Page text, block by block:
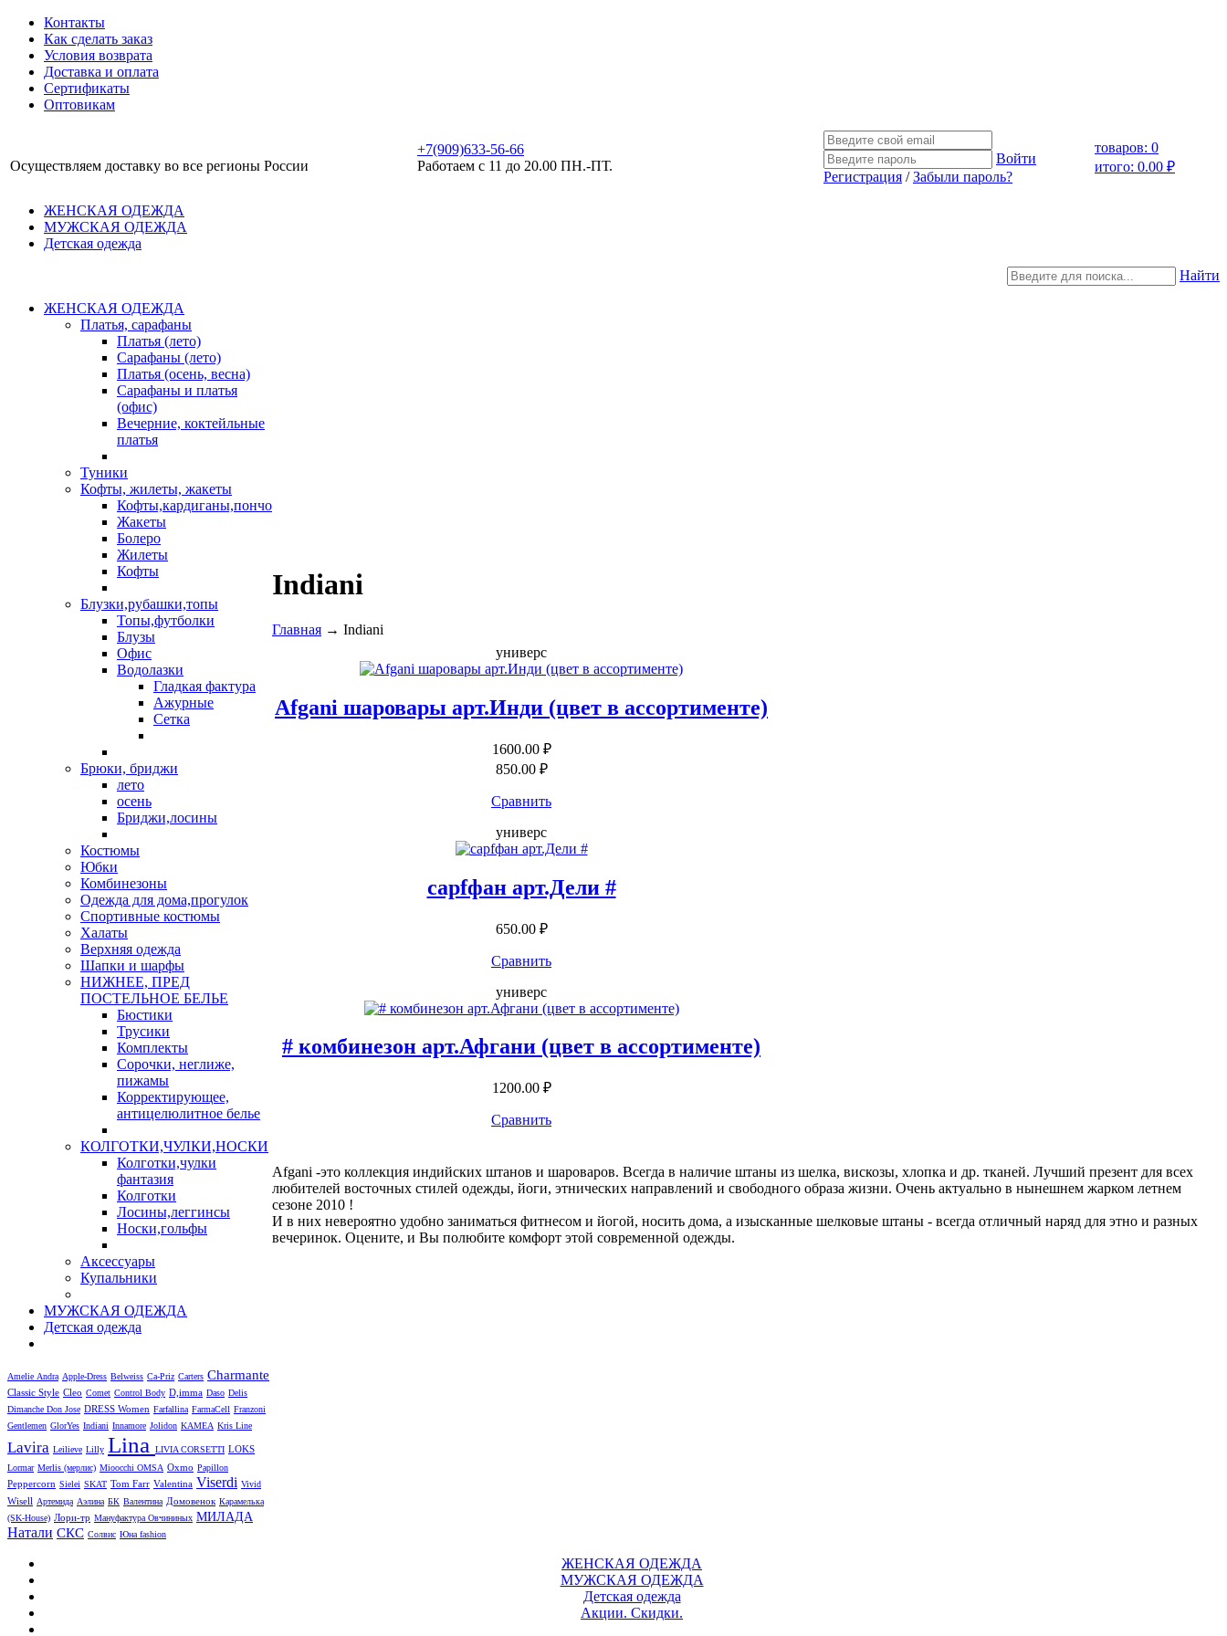
Контакты
Как сделать заказ
Условия возврата
Доставка и оплата
Сертификаты
Оптовикам
Осуществляем доставку во все регионы России
+7(909)633-56-66
Работаем с 11 до 20.00 ПН.-ПТ.
Войти
Регистрация /Забыли пароль?
товаров: 0
итого: 0.00 ₽
ЖЕНСКАЯ ОДЕЖДА
МУЖСКАЯ ОДЕЖДА
Детская одежда
Найти
ЖЕНСКАЯ ОДЕЖДА
Платья, сарафаны
Платья (лето)
Сарафаны (лето)
Платья (осень, весна)
Сарафаны и платья
(офис)
Вечерние, коктейльные
платья
Туники
Кофты, жилеты, жакеты
Кофты,кардиганы,пончо
Жакеты
Болеро
Жилеты
Кофты
Блузки,рубашки,топы
Топы,футболки
Блузы
Офис
Водолазки
Гладкая фактура
Ажурные
Сетка
Брюки, бриджи
лето
осень
Бриджи,лосины
Костюмы
Юбки
Комбинезоны
Одежда для дома,прогулок
Спортивные костюмы
Халаты
Верхняя одежда
Шапки и шарфы
НИЖНЕЕ, ПРЕД
ПОСТЕЛЬНОЕ БЕЛЬЕ
Бюстики
Трусики
Комплекты
Сорочки, неглиже,
пижамы
Корректирующее,
антицелюлитное белье
КОЛГОТКИ,ЧУЛКИ,НОСКИ
Колготки,чулки
фантазия
Колготки
Лосины,леггинсы
Носки,гольфы
Аксессуары
Купальники
МУЖСКАЯ ОДЕЖДА
Детская одежда
Amelie Andra Apple-Dress Belweiss Ca-Priz Carters Charmante
Classic Style Cleo Comet Control Body D,imma Daso Delis
Dimanche Don Jose DRESS Women Farfallina FarmaCell Franzoni
Gentlemen GlorYes Indiani Innamore Jolidon KAMEA Kris Line
Lavira Leilieve Lilly Lina LIVIA CORSETTI LOKS
Lormar Merlis (мерлис) Mioocchi OMSA Oxmo Papillon
Peppercorn Sielei SKAT Tom Farr Valentina Viserdi Vivid
Wisell Артемида Аэлина БК Валентина Домовенок Карамелька
(SK-House) Лори-тр Мануфактура Овчининых МИЛАДА
Натали СКС Солвис Юна fashion
Indiani
Главная → Indiani
универс
Afgani шаровары арт.Инди (цвет в ассортименте)
1600.00 ₽
850.00 ₽
Сравнить
универс
сарfфан арт.Дели #
650.00 ₽
Сравнить
универс
# комбинезон арт.Афгани (цвет в ассортименте)
1200.00 ₽
Сравнить
Afgani -это коллекция индийских штанов и шароваров. Всегда в наличие штаны из шелка, вискозы, хлопка и др. тканей. Лучший презент для всех
любителей восточных стилей одежды, йоги, этнических направлений и свободного образа жизни. Очень актуально в нынешнем жарком летнем
сезоне 2010 !
И в них невероятно удобно заниматься фитнесом и йогой, носить дома, а изысканные шелковые штаны - всегда отличный наряд для этно и разных
вечеринок. Оцените, и Вы полюбите комфорт этой современной одежды.
ЖЕНСКАЯ ОДЕЖДА
МУЖСКАЯ ОДЕЖДА
Детская одежда
Акции. Скидки.